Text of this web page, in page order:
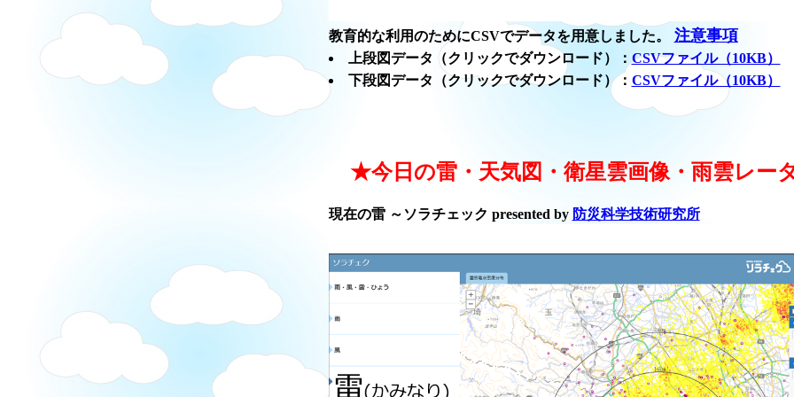
教育的な利用のためにCSVでデータを用意しました。 注意事項
上段図データ（クリックでダウンロード）： CSVファイル（10KB）
下段図データ（クリックでダウンロード）： CSVファイル（10KB）
★今日の雷・天気図・衛星雲画像・雨雲レー
現在の雷 ～ソラチェック presented by 防災科学技術研究所